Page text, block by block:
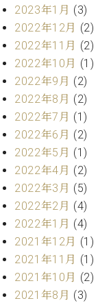
デ
ジ
タ
ル)
報
八
王
子
工
ブ
ロ
グ
ア
ク
セ
お
問
い
合
わ
2023年1月 (3)
2022年12月 (2)
2022年11月 (2)
2022年10月 (1)
2022年9月 (2)
2022年8月 (2)
2022年7月 (1)
2022年6月 (2)
2022年5月 (1)
2022年4月 (2)
2022年3月 (5)
2022年2月 (4)
2022年1月 (4)
2021年12月 (1)
2021年11月 (1)
2021年10月 (2)
2021年8月 (3)